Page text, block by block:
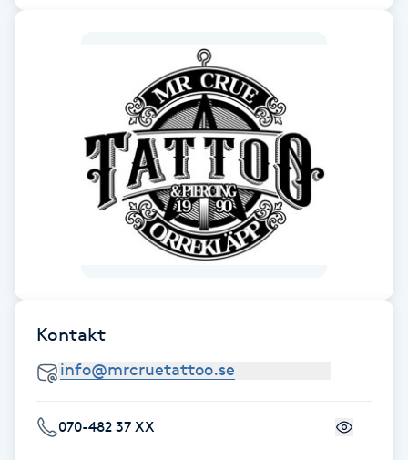
Fotsvamp
Fransborttagning
Fransförlängning Megavolym
Fransförlängning Volym
Fransk manikyr
Kontakt
070-482 37 XX